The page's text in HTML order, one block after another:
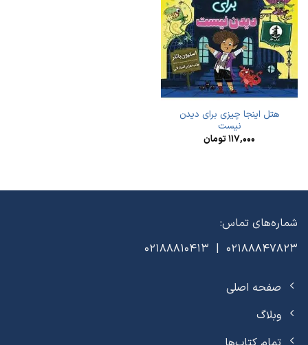
هتل اینجا چیزی برای دیدن
نیست
۱۱۷,۰۰۰تومان
شماره‌های تماس:
02188847823 | 02188810413
صفحه اصلی
وبلاگ